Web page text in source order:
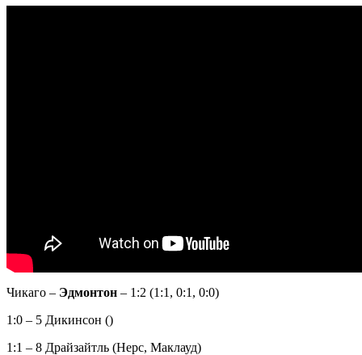
Чикаго – Эдмонтон – 1:2 (1:1, 0:1, 0:0)
1:0 – 5 Дикинсон ()
1:1 – 8 Драйзайтль (Нерс, Маклауд)